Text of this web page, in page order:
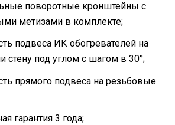
поворотные кронштейны с
метизами в комплекте;
подвеса ИК обогревателей на
стену под углом с шагом в 30°;
прямого подвеса на резьбовые
гарантия 3 года;